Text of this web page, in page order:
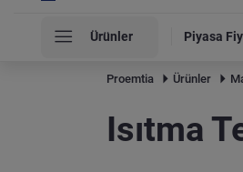
Ürünler Piyasa
Proemtia Ürünler
Isıtma